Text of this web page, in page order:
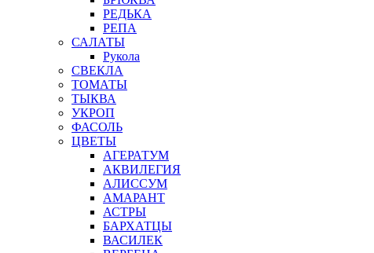
РЕДЬКА
РЕПА
САЛАТЫ
Рукола
СВЕКЛА
ТОМАТЫ
ТЫКВА
УКРОП
ФАСОЛЬ
ЦВЕТЫ
АГЕРАТУМ
АКВИЛЕГИЯ
АЛИССУМ
АМАРАНТ
АСТРЫ
БАРХАТЦЫ
ВАСИЛЕК